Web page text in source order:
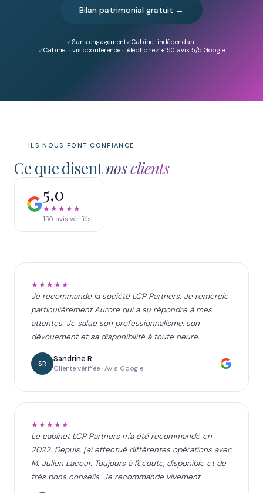
Bilan patrimonial gratuit →
Sans engagement
Cabinet indépendant
Cabinet · visioconférence · téléphone
+150 avis 5/5 Google
ILS NOUS FONT CONFIANCE
Ce que disentnos clients
5,0
★★★★★
150 avis vérifiés
★★★★★
Je recommande la société LCP Partners. Je remercie
particulièrement Aurore qui a su répondre à mes
attentes. Je salue son professionnalisme, son
dévouement et sa disponibilité à toute heure.
SR Sandrine R.
Cliente vérifiée · Avis Google
★★★★★
Le cabinet LCP Partners m'a été recommandé en
2022. Depuis, j'ai effectué différentes opérations avec
M. Julien Lacour. Toujours à l'écoute, disponible et de
très bons conseils. Je recommande vivement.